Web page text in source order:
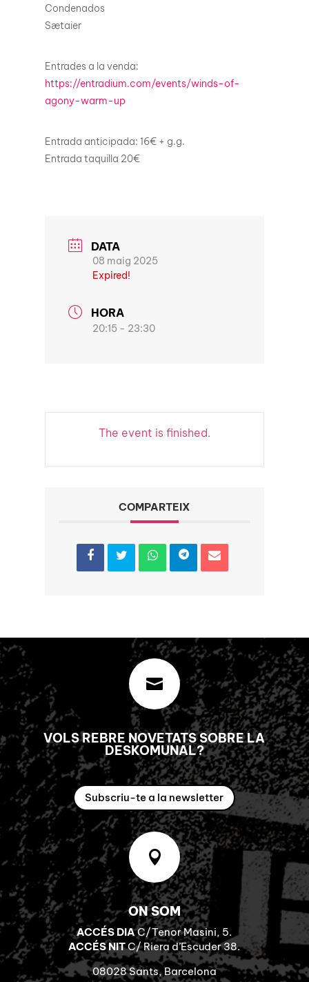
Condenados
Sætaier
Entrades a la venda:
https://entradium.com/events/winds-of-
agony-warm-up
Entrada anticipada: 16€ + g.g.
Entrada taquilla 20€
DATA
08 maig 2025
Expired!
HORA
20:15 - 23:30
The event is finished.
COMPARTEIX

VOLS REBRE NOVETATS SOBRE LA
DESKOMUNAL?
Subscriu-te a la newsletter

ON SOM
ACCÉS DIAC/Tenor Masini, 5.
ACCÉS NITC/ Riera d’Escuder 38.
08028 Sants, Barcelona